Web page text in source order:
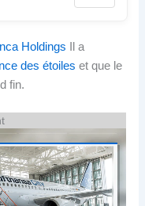
Holdings Il a
des étoiles et que le
fin.